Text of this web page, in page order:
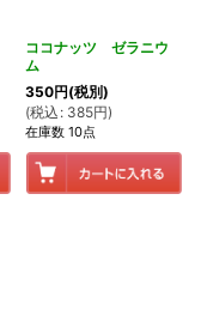
ココナッツ ゼラニウ
ム
350円(税別)
(税込 : 385円)
在庫数 10点